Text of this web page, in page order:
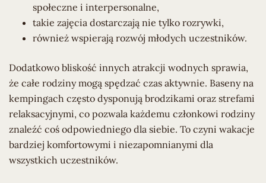
społeczne i interpersonalne,
takie zajęcia dostarczają nie tylko rozrywki,
również wspierają rozwój młodych uczestników.
Dodatkowo bliskość innych atrakcji wodnych sprawia,
że całe rodziny mogą spędzać czas aktywnie. Baseny na
kempingach często dysponują brodzikami oraz strefami
relaksacyjnymi, co pozwala każdemu członkowi rodziny
znaleźć coś odpowiedniego dla siebie. To czyni wakacje
bardziej komfortowymi i niezapomnianymi dla
wszystkich uczestników.